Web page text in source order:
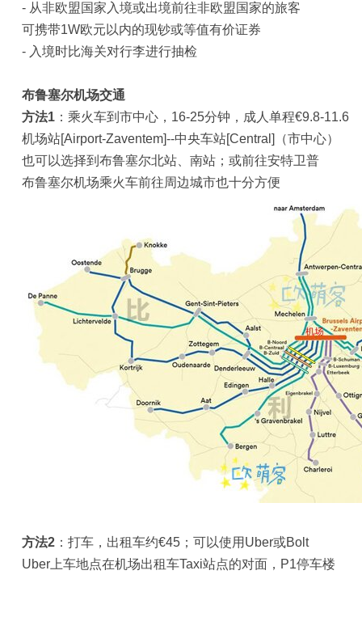
- 从非欧盟国家入境或出境前往非欧盟国家的旅客
可携带1W欧元以内的现钞或等值有价证券
- 入境时比海关对行李进行抽检
布鲁塞尔机场交通
方法1 ：乘火车到市中心，16-25分钟，成人单程€9.8-11.6
机场站[Airport-Zaventem]--中央车站[Central]（市中心）
也可以选择到布鲁塞尔北站、南站；或前往安特卫普
布鲁塞尔机场乘火车前往周边城市也十分方便
方法2 ：打车，出租车约€45；可以使用Uber或Bolt
Uber上车地点在机场出租车Taxi站点的对面，P1停车楼